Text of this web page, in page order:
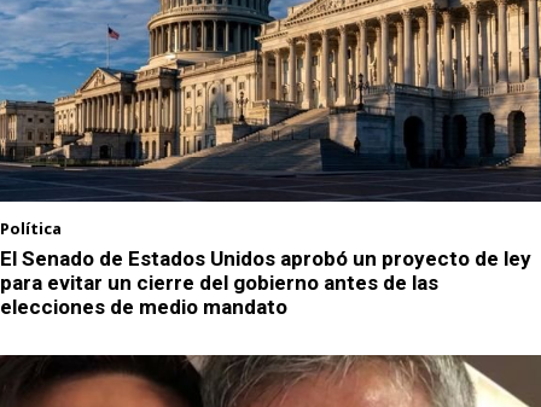
Política
El Senado de Estados Unidos aprobó un proyecto de ley
para evitar un cierre del gobierno antes de las
elecciones de medio mandato